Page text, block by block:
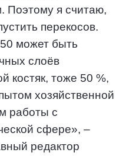
Поэтому я считаю,
перекосов.
может быть
слоёв
костяк, тоже 50 %,
хозяйственной
работы с
сфере», –
редактор